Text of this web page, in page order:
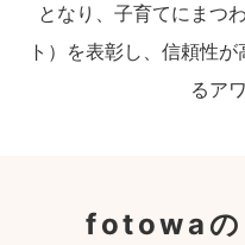
となり、子育てにまつ
ト）を表彰し、信頼性
るア
fotowaの